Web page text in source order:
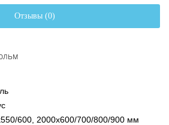
Отзывы (0)
600, 2000х600/700/800/900 мм